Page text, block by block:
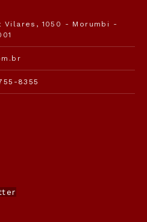
Vilares, 1050 - Morumbi -
8355